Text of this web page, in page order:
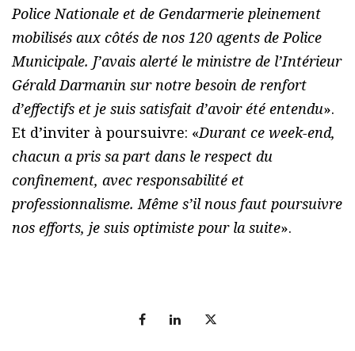
Police Nationale et de Gendarmerie pleinement
mobilisés aux côtés de nos 120 agents de Police
Municipale. J’avais alerté le ministre de l’Intérieur
Gérald Darmanin sur notre besoin de renfort
d’effectifs et je suis satisfait d’avoir été entendu».
Et d’inviter à poursuivre: «Durant ce week-end,
chacun a pris sa part dans le respect du
confinement, avec responsabilité et
professionnalisme. Même s’il nous faut poursuivre
nos efforts, je suis optimiste pour la suite».